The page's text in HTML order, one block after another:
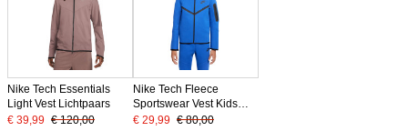
Nike Tech Essentials
Light Vest Lichtpaars
€ 39,99 € 120,00
Nike Tech Fleece
Sportswear Vest Kids
Blauw Zwart
€ 29,99 € 80,00